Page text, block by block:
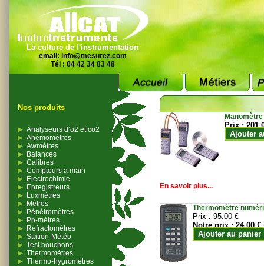
La culture de l'instrumentation
email: info@mesurez.com
Tél : 04 42 34 83 48
Nos produits
Analyseurs d’o2 et co2
Anémomètres
Awmètres
Balances
Calibres
Compteurs à main
Electrochimie
Enregistreurs
Luxmètres
Mètres
Pénétromètres
Ph-mètres
Réfractomètres
Station-Météo
Test bouchons
Thermomètres
Thermo-hygromètres
Prix :
Ajouter
En savoir plus...
Thermomètre
Prix :95.00 €
Notre prix :24.00 €
Ajouter au panier